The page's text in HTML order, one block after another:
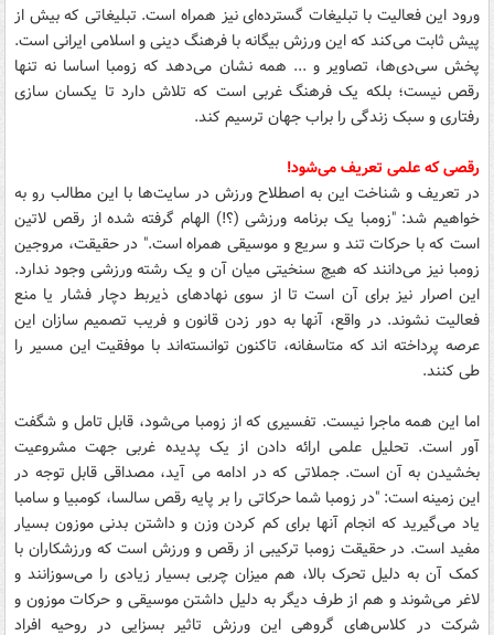
ورود این فعالیت با تبلیغات گسترده‌ای نیز همراه است. تبلیغاتی که بیش از
پیش ثابت می‌کند که این ورزش بیگانه با فرهنگ دینی و اسلامی ایرانی است.
پخش سی‌دی‌ها، تصاویر و ... همه نشان می‌دهد که زومبا اساسا نه تنها
رقص نیست؛ بلکه یک فرهنگ غربی است که تلاش دارد تا یکسان سازی
رفتاری و سبک زندگی را براب جهان ترسیم کند.
رقصی که علمی تعریف می‌شود!
در تعریف و شناخت این به اصطلاح ورزش در سایت‌ها با این مطالب رو به
خواهیم شد: "زومبا یک برنامه ورزشی (؟!) الهام گرفته شده از رقص لاتین
است که با حرکات تند و سریع و موسیقی همراه است." در حقیقت، مروجین
زومبا نیز می‌دانند که هیچ سنخیتی میان آن و یک رشته ورزشی وجود ندارد.
این اصرار نیز برای آن است تا از سوی نهادهای ذیربط دچار فشار یا منع
فعالیت نشوند. در واقع، آنها به دور زدن قانون و فریب تصمیم سازان این
عرصه پرداخته اند که متاسفانه، تاکنون توانسته‌اند با موفقیت این مسیر را
طی کنند.
اما این همه ماجرا نیست. تفسیری که از زومبا می‌شود، قابل تامل و شگفت
آور است. تحلیل علمی ارائه دادن از یک پدیده غربی جهت مشروعیت
بخشیدن به آن است. جملاتی که در ادامه می آید، مصداقی قابل توجه در
این زمینه است: "در زومبا شما حرکاتی را بر پایه رقص سالسا، کومبیا و سامبا
یاد می‌گیرید که انجام آنها برای کم کردن وزن و داشتن بدنی موزون بسیار
مفید است. در حقیقت زومبا ترکیبی از رقص و ورزش است که ورزشکاران با
کمک آن به دلیل تحرک بالا، هم میزان چربی بسیار زیادی را می‌سوزانند و
لاغر می‌شوند و هم از طرف دیگر به دلیل داشتن موسیقی و حرکات موزون و
شرکت در کلاس‌های گروهی این ورزش تاثیر بسزایی در روحیه افراد